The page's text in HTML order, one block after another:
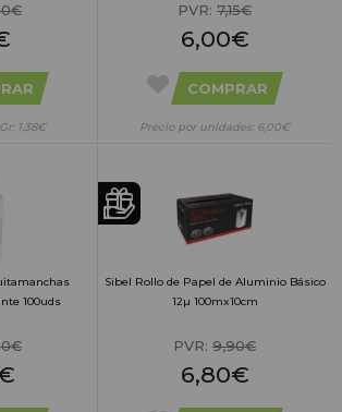
1,38€
PVR: 7,15€
6,00€
COMPRAR
Precio por unidades: 6,00€
100uds
Sibel Rollo de Papel de Aluminio Básico
12µ 100mx10cm
PVR: 9,90€
6,80€